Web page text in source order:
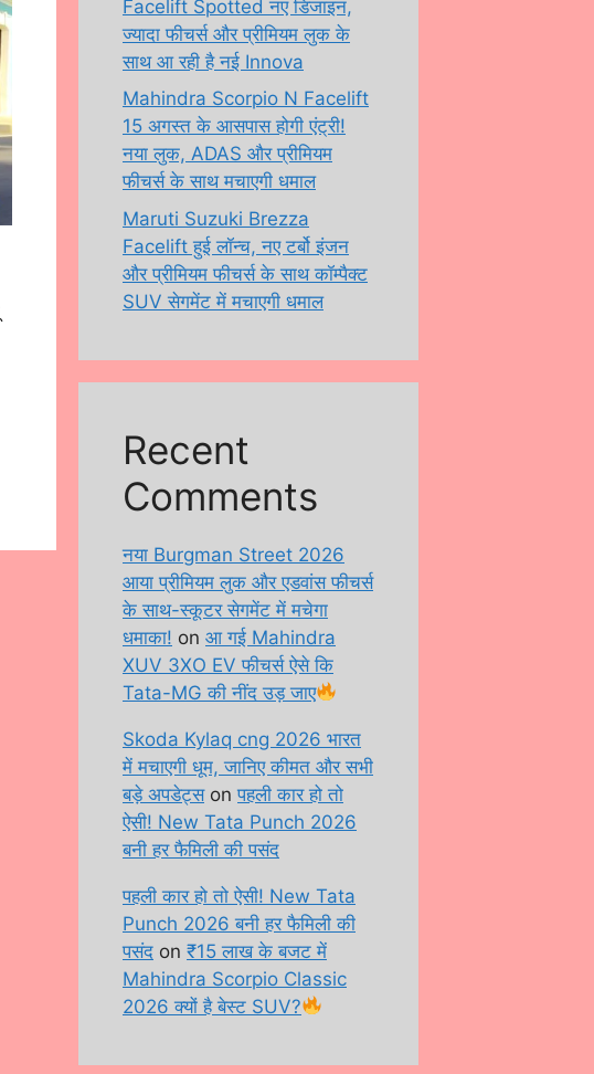
Facelift Spotted नए डिजाइन,
ज्यादा फीचर्स और प्रीमियम लुक के
साथ आ रही है नई Innova
Mahindra Scorpio N Facelift
15 अगस्त के आसपास होगी एंट्री!
नया लुक, ADAS और प्रीमियम
फीचर्स के साथ मचाएगी धमाल
Maruti Suzuki Brezza
Facelift हुई लॉन्च, नए टर्बो इंजन
और प्रीमियम फीचर्स के साथ कॉम्पैक्ट
SUV सेगमेंट में मचाएगी धमाल
Recent
Comments
नया Burgman Street 2026
आया प्रीमियम लुक और एडवांस फीचर्स
के साथ-स्कूटर सेगमेंट में मचेगा
धमाका! on आ गई Mahindra
XUV 3XO EV फीचर्स ऐसे कि
Tata-MG की नींद उड़ जाए
Skoda Kylaq cng 2026 भारत
में मचाएगी धूम, जानिए कीमत और सभी
बड़े अपडेट्सonपहली कार हो तो
ऐसी! New Tata Punch 2026
बनी हर फैमिली की पसंद
पहली कार हो तो ऐसी! New Tata
Punch 2026 बनी हर फैमिली की
पसंद on ₹15 लाख के बजट में
Mahindra Scorpio Classic
2026 क्यों है बेस्ट SUV?